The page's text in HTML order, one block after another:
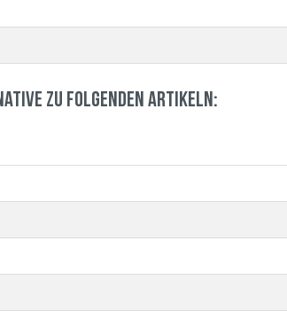
zu folgenden Artikeln: